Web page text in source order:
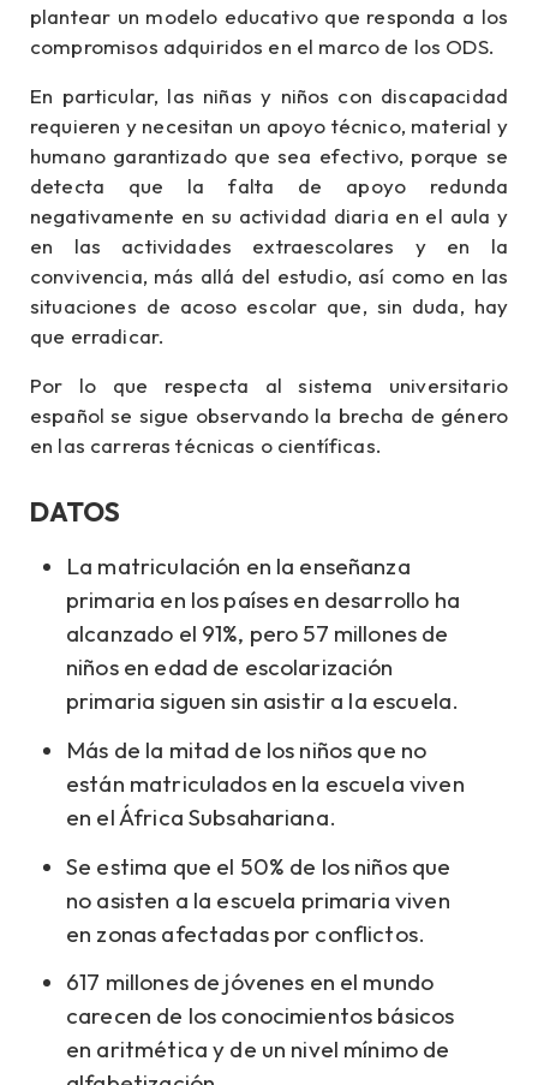
plantear un modelo educativo que responda a los
compromisos adquiridos en el marco de los ODS.
En particular, las niñas y niños con discapacidad
requieren y necesitan un apoyo técnico, material y
humano garantizado que sea efectivo, porque se
detecta que la falta de apoyo redunda
negativamente en su actividad diaria en el aula y
en las actividades extraescolares y en la
convivencia, más allá del estudio, así como en las
situaciones de acoso escolar que, sin duda, hay
que erradicar.
Por lo que respecta al sistema universitario
español se sigue observando la brecha de género
en las carreras técnicas o científicas.
DATOS
La matriculación en la enseñanza
primaria en los países en desarrollo ha
alcanzado el 91%, pero 57 millones de
niños en edad de escolarización
primaria siguen sin asistir a la escuela.
Más de la mitad de los niños que no
están matriculados en la escuela viven
en el África Subsahariana.
Se estima que el 50% de los niños que
no asisten a la escuela primaria viven
en zonas afectadas por conflictos.
617 millones de jóvenes en el mundo
carecen de los conocimientos básicos
en aritmética y de un nivel mínimo de